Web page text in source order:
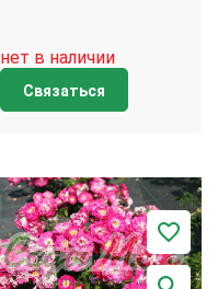
нет в наличии
Связаться